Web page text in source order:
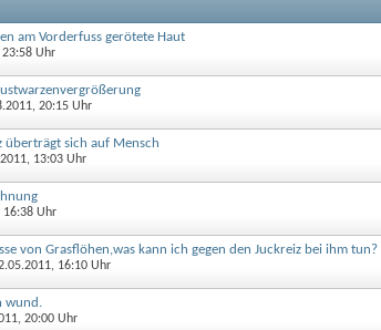
am Vorderfuss gerötete Haut
Uhr
20:15 Uhr
überträgt sich auf Mensch
13:03 Uhr
16:38 Uhr
von Grasflöhen,was kann ich gegen den Juckreiz bei ihm tun?
16:10 Uhr
wund.
20:00 Uhr